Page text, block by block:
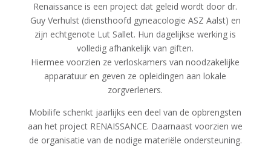
Renaissance is een project dat geleid wordt door dr.
Guy Verhulst (diensthoofd gyneacologie ASZ Aalst) en
zijn echtgenote Lut Sallet. Hun dagelijkse werking is
volledig afhankelijk van giften.
Hiermee voorzien ze verloskamers van noodzakelijke
apparatuur en geven ze opleidingen aan lokale
zorgverleners.
Mobilife schenkt jaarlijks een deel van de opbrengsten
aan het project RENAISSANCE. Daarnaast voorzien we
de organisatie van de nodige materiële ondersteuning.